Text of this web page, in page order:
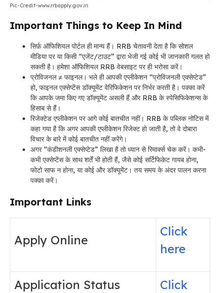
Pic-Credit-www.rrbapply.gov.in
Important Things to Keep In Mind
सिर्फ़ ऑफिशियल पोर्टल ही मान्य हैं। RRB चेतावनी देता है कि सोशल
मीडिया पर या किसी “एजेंट/टाउट” द्वारा भेजी गई कोई भी जानकारी गलत हो
सकती है। हमेशा ऑफिशियल RRB वेबसाइट पर ही भरोसा करें।
प्रोविजनल ≠ फाइनल। भले ही आपकी एप्लीकेशन “प्रोविजनली एक्सेप्टेड”
हो, फाइनल एक्सेप्टेंस डॉक्यूमेंट वेरिफिकेशन पर निर्भर करती है। पक्का करें
कि आपके जमा किए गए डॉक्यूमेंट असली हैं और RRB के स्पेसिफिकेशन्स के
हिसाब से हैं।
रिजेक्टेड एप्लीकेशन पर आगे कोई बातचीत नहीं। RRB के पब्लिक नोटिस में
कहा गया है कि अगर आपकी एप्लीकेशन रिजेक्ट हो जाती है, तो वे दोबारा
विचार के बारे में कोई बातचीत नहीं करेंगे।
अगर “कंडीशनली एक्सेप्टेड” लिखा है तो ध्यान से रिमार्क्स चेक करें। कभी-
कभी एक्सेप्टेंस के साथ शर्तें भी होती हैं, जैसे कोई सर्टिफिकेट गायब होना,
फोटो साफ न होना, या कोई और डॉक्यूमेंट। तय समय के अंदर पालन करना
पक्का करें।
Important Links
Apply Online
Click
here
Application Status
Click